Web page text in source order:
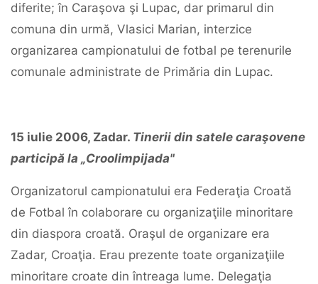
diferite; în Caraşova şi Lupac, dar primarul din
comuna din urmă, Vlasici Marian, interzice
organizarea campionatului de fotbal pe terenurile
comunale administrate de Primăria din Lupac.
15 iulie 2006, Zadar. Tinerii din satele caraşovene
participă la „Croolimpijada"
Organizatorul campionatului era Federaţia Croată
de Fotbal în colaborare cu organizaţiile minoritare
din diaspora croată. Oraşul de organizare era
Zadar, Croaţia. Erau prezente toate organizaţiile
minoritare croate din întreaga lume. Delegaţia